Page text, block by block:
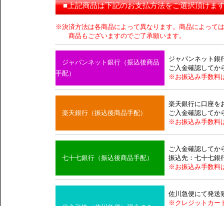
■上記商品は下記のお支払方法をご選択頂けま
※決済方法は各商品によって異なります。商品によって
商品もございますのでご了承願います。
ジャパンネット銀行（振込後商品
手配）
ジャパンネット銀
ご入金確認してか
※お振込み手数料
楽天銀行（振込後商品手配）
楽天銀行に口座を
ご入金確認してか
※お振込み手数料
七十七銀行（振込後商品手配）
ご入金確認してか
振込先：七十七銀
※お振込み手数料
佐川急便にて発送
※クレジットカー